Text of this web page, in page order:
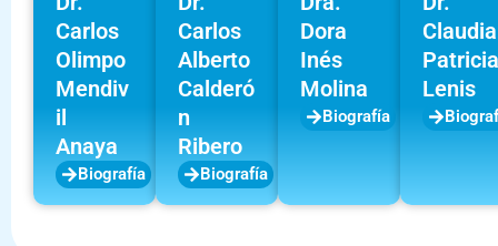
Carlos
Olimpo
Mendiv
il
Anaya
Biografía
Carlos
Alberto
Calderó
n
Ribero
Biografía
Dora
Inés
Molina
Biografía
Claudia
Patricia
Lenis